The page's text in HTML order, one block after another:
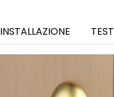
INSTALLAZIONE TEST